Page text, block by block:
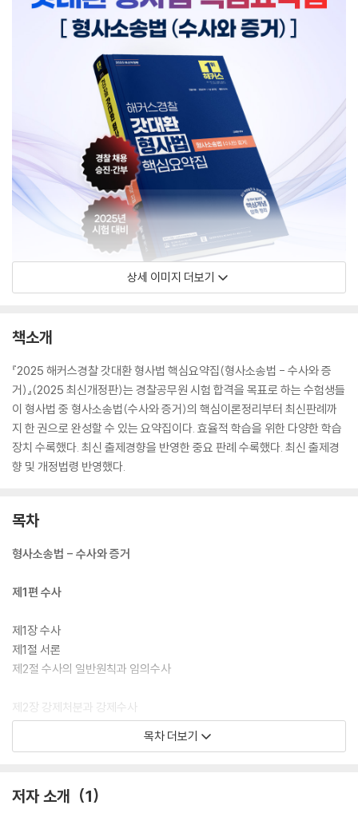
상세 이미지 더보기
책소개
『2025 해커스경찰 갓대환 형사법 핵심요약집(형사소송법 - 수사와 증
거)』(2025 최신개정판)는 경찰공무원 시험 합격을 목표로 하는 수험생들
이 형사법 중 형사소송법(수사와 증거)의 핵심이론정리부터 최신판례까
지 한 권으로 완성할 수 있는 요약집이다. 효율적 학습을 위한 다양한 학습
장치 수록했다. 최신 출제경향을 반영한 중요 판례 수록했다. 최신 출제경
향 및 개정법령 반영했다.
목차
형사소송법 - 수사와 증거
제1편 수사
제1장 수사
제1절 서론
제2절 수사의 일반원칙과 임의수사
제2장 강제처분과 강제수사
제1절 서론
제5절 판사에 의한 강제처분
목차 더보기
저자 소개 1